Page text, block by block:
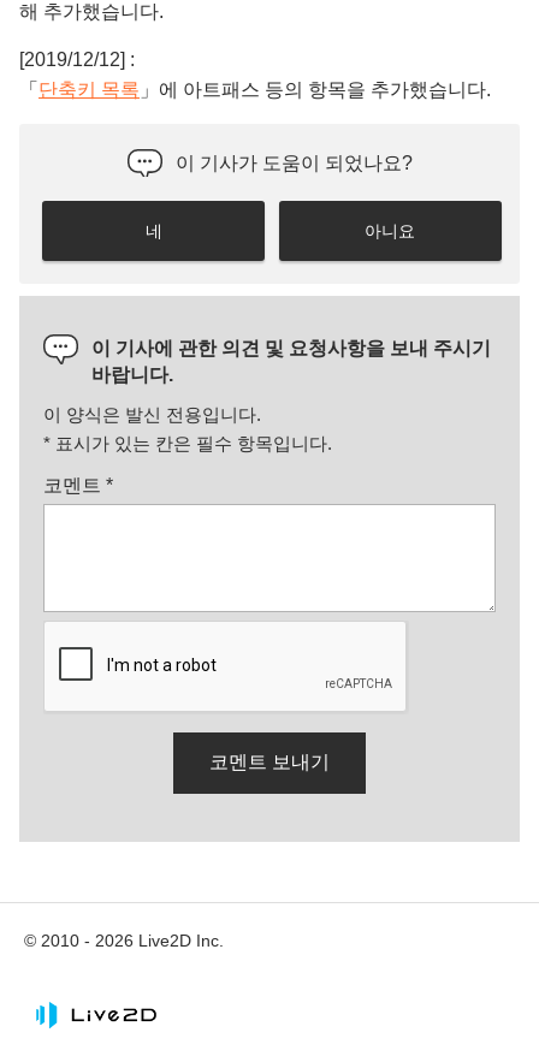
해 추가했습니다.
[2019/12/12] :
「 단축키 목록 」에 아트패스 등의 항목을 추가했습니다.
이 기사가 도움이 되었나요?
네 아니요
이 기사에 관한 의견 및 요청사항을 보내 주시기
바랍니다.
이 양식은 발신 전용입니다.
* 표시가 있는 칸은 필수 항목입니다.
코멘트 *
© 2010 - 2026 Live2D Inc.